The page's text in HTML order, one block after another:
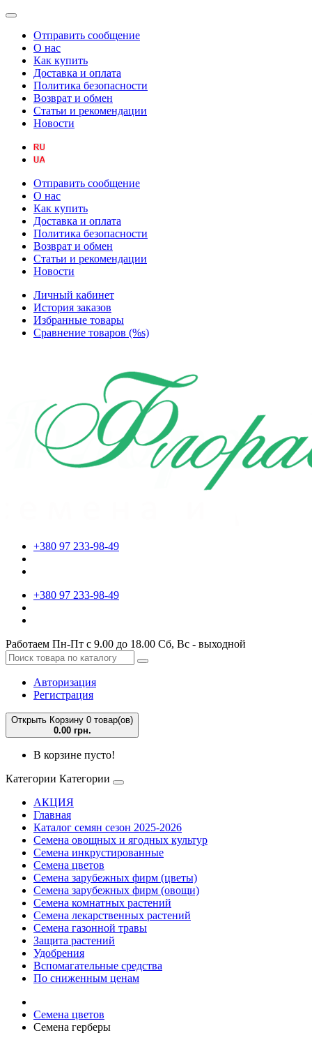
Отправить сообщение
О нас
Как купить
Доставка и оплата
Политика безопасности
Возврат и обмен
Статьи и рекомендации
Новости
Отправить сообщение
О нас
Как купить
Доставка и оплата
Политика безопасности
Возврат и обмен
Статьи и рекомендации
Новости
Личный кабинет
История заказов
Избранные товары
Сравнение товаров (%s)
+380 97 233-98-49
+380 97 233-98-49
Работаем Пн-Пт с 9.00 до 18.00 Сб, Вс - выходной
Авторизация
Регистрация
Открыть Корзину 0 товар(ов)
0.00 грн.
В корзине пусто!
Категории Категории
АКЦИЯ
Главная
Каталог семян сезон 2025-2026
Семена овощных и ягодных культур
Семена инкрустированные
Семена цветов
Семена зарубежных фирм (цветы)
Семена зарубежных фирм (овощи)
Семена комнатных растений
Семена лекарственных растений
Семена газонной травы
Защита растений
Удобрения
Вспомагательные средства
По сниженным ценам
Семена цветов
Семена герберы